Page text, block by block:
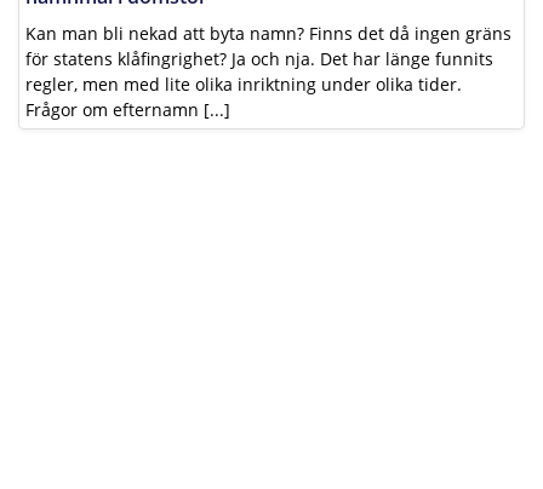
Kan man bli nekad att byta namn? Finns det då ingen gräns
för statens klåfingrighet? Ja och nja. Det har länge funnits
regler, men med lite olika inriktning under olika tider.
Frågor om efternamn [...]